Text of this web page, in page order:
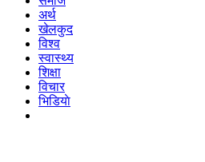
अर्थ
खेलकुद
विश्व
स्वास्थ्य
शिक्षा
विचार
भिडियाे